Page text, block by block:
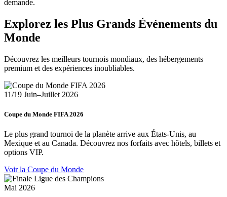
demande.
Explorez les Plus Grands Événements du
Monde
Découvrez les meilleurs tournois mondiaux, des hébergements
premium et des expériences inoubliables.
11/19 Juin–Juillet 2026
Coupe du Monde FIFA 2026
Le plus grand tournoi de la planète arrive aux États-Unis, au
Mexique et au Canada. Découvrez nos forfaits avec hôtels, billets et
options VIP.
Voir la Coupe du Monde
Mai 2026